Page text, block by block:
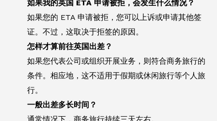
如果我的英国 ETA 申请被拒，会发生什么情况？
如果您的 ETA 申请被拒，您可以上诉或申请其他签
证。不过，这取决于拒签的原因。
怎样才算前往英国出差？
如果您代表公司或组织开展业务，则符合商务旅行的
条件。相应地，这不适用于假期或休闲旅行等个人旅
行。
一般出差多长时间？